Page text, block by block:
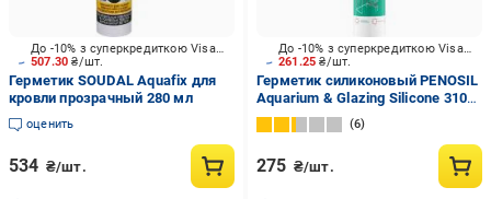
507.30₴/шт.
До -10% з суперкредиткою Visa Вигода
Герметик SOUDAL Aquafix для
кровли прозрачный 280 мл
оценить
534 ₴/шт.
261.25₴/шт.
До -10% з суперкредиткою Visa Вигода
Герметик силиконовый PENOSIL
Aquarium & Glazing Silicone 310
прозрачный 310 мл
6
275 ₴/шт.